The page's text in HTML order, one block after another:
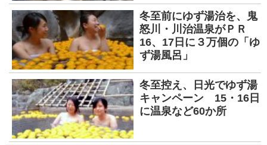
冬至前にゆず湯治を、鬼
怒川・川治温泉がＰＲ
16、17日に３万個の「ゆ
ず湯風呂」
冬至控え、日光でゆず湯
キャンペーン 15・16日
に温泉など60か所